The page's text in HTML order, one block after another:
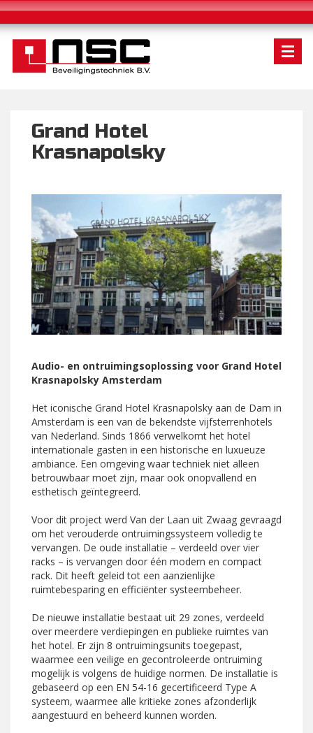
Grand Hotel
Krasnapolsky
Audio- en ontruimingsoplossing voor Grand Hotel
Krasnapolsky Amsterdam
Het iconische Grand Hotel Krasnapolsky aan de Dam in
Amsterdam is een van de bekendste vijfsterrenhotels
van Nederland. Sinds 1866 verwelkomt het hotel
internationale gasten in een historische en luxueuze
ambiance. Een omgeving waar techniek niet alleen
betrouwbaar moet zijn, maar ook onopvallend en
esthetisch geïntegreerd.
Voor dit project werd Van der Laan uit Zwaag gevraagd
om het verouderde ontruimingssysteem volledig te
vervangen. De oude installatie – verdeeld over vier
racks – is vervangen door één modern en compact
rack. Dit heeft geleid tot een aanzienlijke
ruimtebesparing en efficiënter systeembeheer.
De nieuwe installatie bestaat uit 29 zones, verdeeld
over meerdere verdiepingen en publieke ruimtes van
het hotel. Er zijn 8 ontruimingsunits toegepast,
waarmee een veilige en gecontroleerde ontruiming
mogelijk is volgens de huidige normen. De installatie is
gebaseerd op een EN 54-16 gecertificeerd Type A
systeem, waarmee alle kritieke zones afzonderlijk
aangestuurd en beheerd kunnen worden.